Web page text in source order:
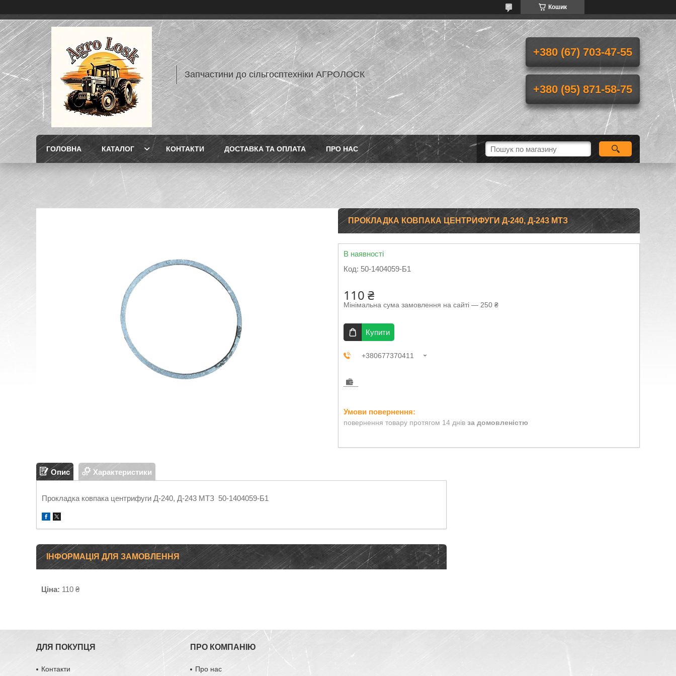
Кошик
Запчастини до сільгосптехніки АГРОЛОСК
+380 (67) 703-47-55
+380 (95) 871-58-75
ГОЛОВНА КАТАЛОГ КОНТАКТИ ДОСТАВКА ТА ОПЛАТА ПРО НАС
ПРОКЛАДКА КОВПАКА ЦЕНТРИФУГИ Д-240, Д-243 МТЗ
В наявності
Код: 50-1404059-Б1
110 ₴
Мінімальна сума замовлення на сайті — 250 ₴
Купити
+380677370411
повернення товару протягом 14 днів за домовленістю
Опис Характеристики
Прокладка ковпака центрифуги Д-240, Д-243 МТЗ 50-1404059-Б1
ІНФОРМАЦІЯ ДЛЯ ЗАМОВЛЕННЯ
Ціна: 110 ₴
ДЛЯ ПОКУПЦЯ
Контакти
ПРО КОМПАНІЮ
Про нас